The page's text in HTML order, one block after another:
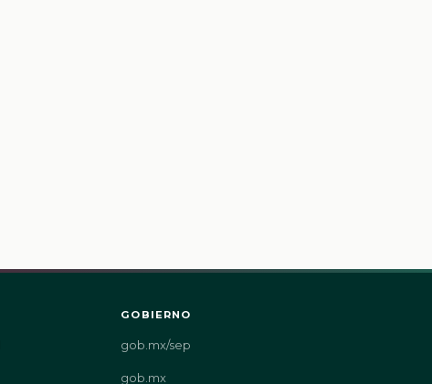
GOBIERNO
gob.mx/sep
gob.mx